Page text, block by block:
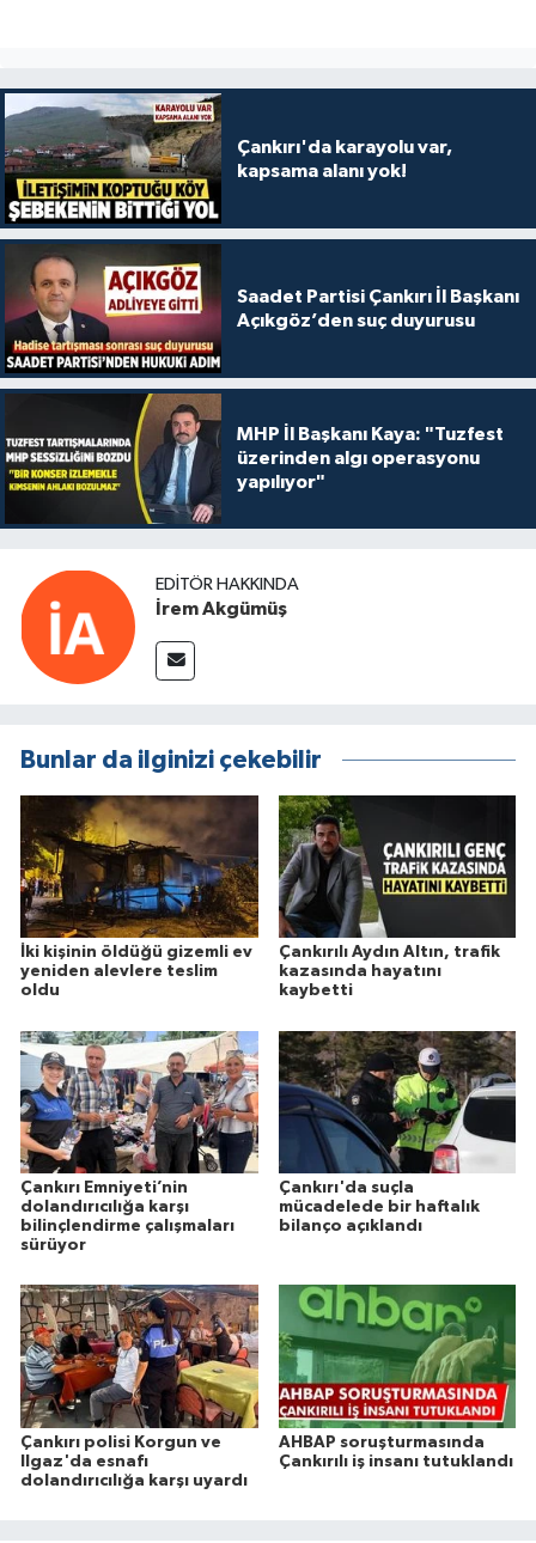
Çankırı'da karayolu var,
kapsama alanı yok!
Saadet Partisi Çankırı İl Başkanı
Açıkgöz’den suç duyurusu
MHP İl Başkanı Kaya: "Tuzfest
üzerinden algı operasyonu
yapılıyor"
EDITÖR HAKKINDA
İrem Akgümüş
Bunlar da ilginizi çekebilir
İki kişinin öldüğü gizemli ev
yeniden alevlere teslim
oldu
Çankırılı Aydın Altın, trafik
kazasında hayatını
kaybetti
Çankırı Emniyeti’nin
dolandırıcılığa karşı
bilinçlendirme çalışmaları
sürüyor
Çankırı'da suçla
mücadelede bir haftalık
bilanço açıklandı
Çankırı polisi Korgun ve
Ilgaz'da esnafı
dolandırıcılığa karşı uyardı
AHBAP soruşturmasında
Çankırılı iş insanı tutuklandı